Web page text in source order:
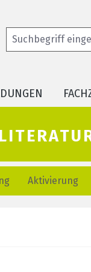
Aktivierung